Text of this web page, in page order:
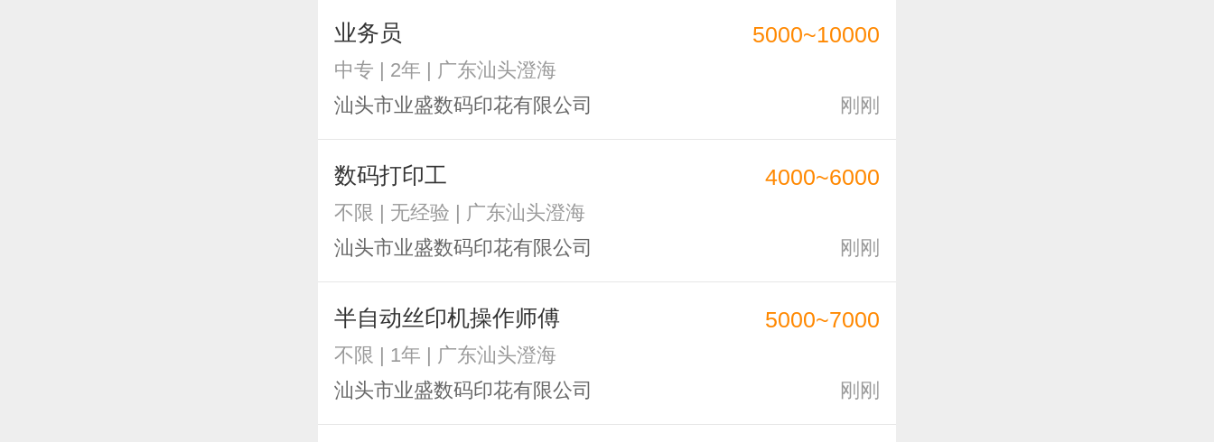
业务员
中专 | 2年 | 广东汕头澄海
汕头市业盛数码印花有限公司
5000~10000
刚刚
数码打印工
不限 | 无经验 | 广东汕头澄海
汕头市业盛数码印花有限公司
4000~6000
刚刚
半自动丝印机操作师傅
不限 | 1年 | 广东汕头澄海
汕头市业盛数码印花有限公司
5000~7000
刚刚